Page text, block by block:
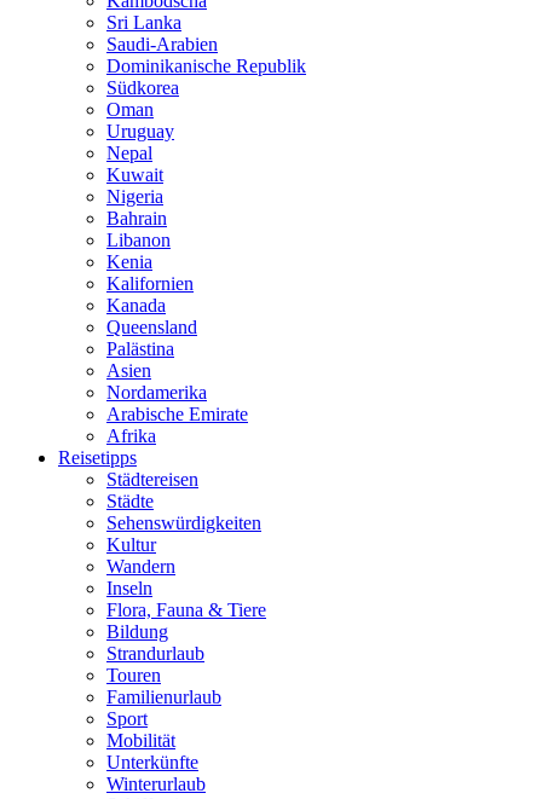
Sri Lanka
Saudi-Arabien
Dominikanische Republik
Südkorea
Oman
Uruguay
Nepal
Kuwait
Nigeria
Bahrain
Libanon
Kenia
Kalifornien
Kanada
Queensland
Palästina
Asien
Nordamerika
Arabische Emirate
Afrika
Reisetipps
Städtereisen
Städte
Sehenswürdigkeiten
Kultur
Wandern
Inseln
Flora, Fauna & Tiere
Bildung
Strandurlaub
Touren
Familienurlaub
Sport
Mobilität
Unterkünfte
Winterurlaub